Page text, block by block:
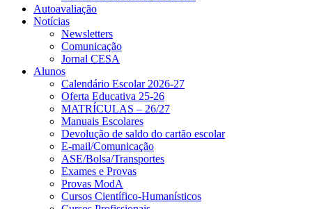
Autoavaliação
Notícias
Newsletters
Comunicação
Jornal CESA
Alunos
Calendário Escolar 2026-27
Oferta Educativa 25-26
MATRÍCULAS – 26/27
Manuais Escolares
Devolução de saldo do cartão escolar
E-mail/Comunicação
ASE/Bolsa/Transportes
Exames e Provas
Provas ModA
Cursos Científico-Humanísticos